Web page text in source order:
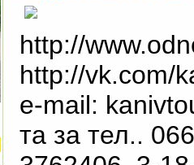
http://
http://vk.com/
e-mail:
та за тел..